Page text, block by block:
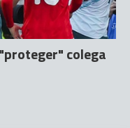
colega